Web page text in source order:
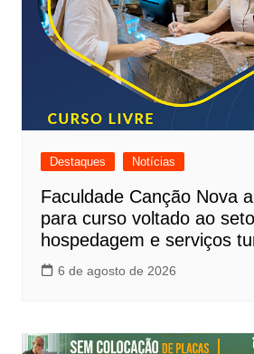
Destaques Notícias
Faculdade Canção Nova
para curso voltado ao
hospedagem e serviços
6 de agosto de 2026